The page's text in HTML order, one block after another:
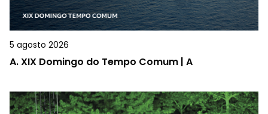
5 agosto 2026
A.XIX Domingo do Tempo Comum | A